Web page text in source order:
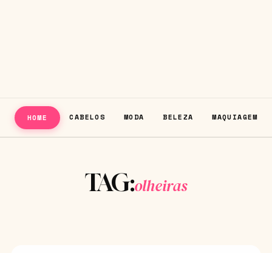
HOME CABELOS MODA BELEZA MAQUIAGEM
TAG:olheiras